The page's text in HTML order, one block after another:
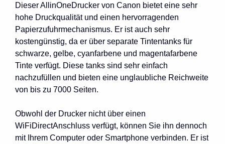
Dieser AllinOneDrucker von Canon bietet eine sehr
hohe Druckqualität und einen hervorragenden
Papierzufuhrmechanismus. Er ist auch sehr
kostengünstig, da er über separate Tintentanks für
schwarze, gelbe, cyanfarbene und magentafarbene
Tinte verfügt. Diese tanks sind sehr einfach
nachzufüllen und bieten eine unglaubliche Reichweite
von bis zu 7000 Seiten.
Obwohl der Drucker nicht über einen
WiFiDirectAnschluss verfügt, können Sie ihn dennoch
mit Ihrem Computer oder Smartphone verbinden. Er ist